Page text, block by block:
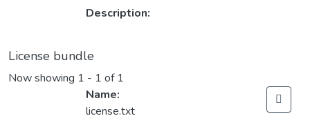
Description:
License bundle
Now showing 1 - 1 of 1
Name:
license.txt